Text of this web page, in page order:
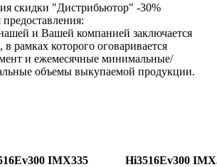
скидки "Дистрибьютор" -30%
и Вашей компанией заключается
в рамках которого оговаривается
и ежемесячные минимальные/
объемы выкупаемой продукции.
IMX335 Hi3516Ev300